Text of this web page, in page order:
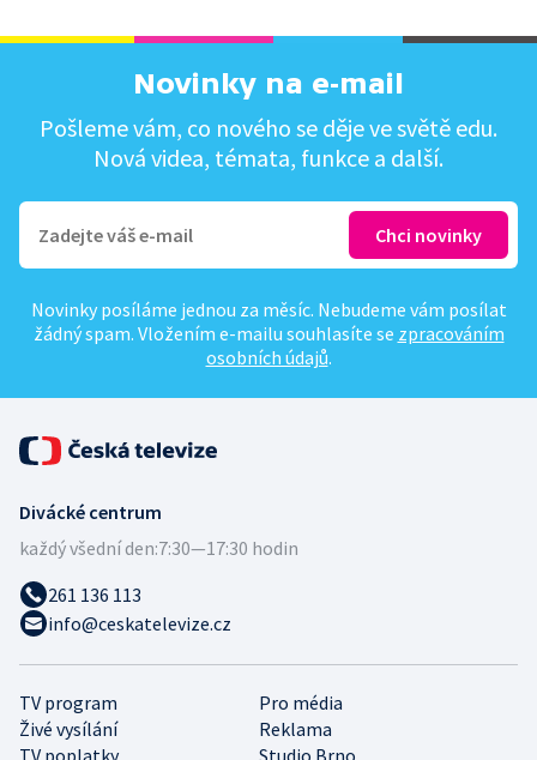
Novinky na e-mail
Pošleme vám, co nového se děje ve světě edu.
Nová videa, témata, funkce a další.
Novinky posíláme jednou za měsíc. Nebudeme vám posílat
žádný spam. Vložením e-mailu souhlasíte se zpracováním
osobních údajů.